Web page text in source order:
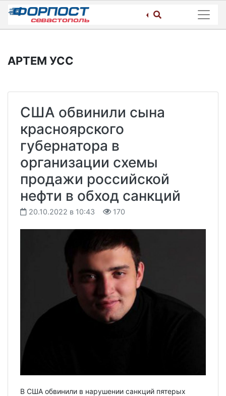
Skip
content
АРТЕМ УСС
США обвинили сына
красноярского
губернатора в
организации схемы
продажи российской
нефти в обход санкций
20.10.2022 в 10:43 170
В США обвинили в нарушении санкций пятерых